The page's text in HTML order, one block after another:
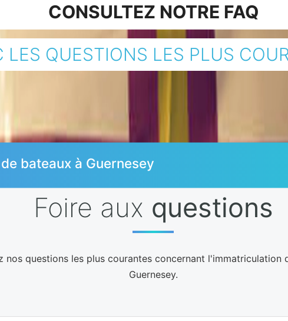
CONSULTEZ NOTRE FAQ
LES QUESTIONS LES PLUS
bateaux à Guernesey
Foire aux questions
nos questions les plus courantes concernant l'immatriculation
Guernesey.